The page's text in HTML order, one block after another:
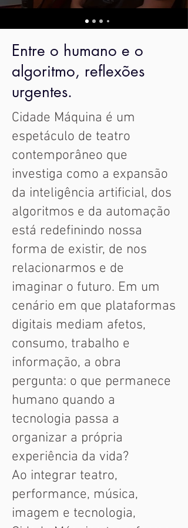
Entre o humano e o
algoritmo, reflexões
urgentes.
Cidade Máquina é um
espetáculo de teatro
contemporâneo que
investiga como a expansão
da inteligência artificial, dos
algoritmos e da automação
está redefinindo nossa
forma de existir, de nos
relacionarmos e de
imaginar o futuro. Em um
cenário em que plataformas
digitais mediam afetos,
consumo, trabalho e
informação, a obra
pergunta: o que permanece
humano quando a
tecnologia passa a
organizar a própria
experiência da vida?
Ao integrar teatro,
performance, música,
imagem e tecnologia,